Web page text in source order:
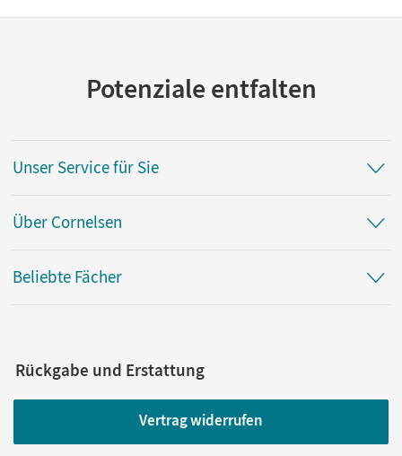
Potenziale entfalten
Unser Service für Sie
Über Cornelsen
Beliebte Fächer
Rückgabe und Erstattung
Vertrag widerrufen